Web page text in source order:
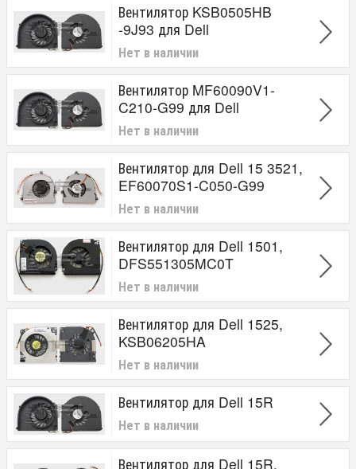
Вентилятор KSB0505HB
-9J93 для Dell
Нет в наличии
Вентилятор MF60090V1-
C210-G99 для Dell
Нет в наличии
Вентилятор для Dell 15 3521,
EF60070S1-C050-G99
Нет в наличии
Вентилятор для Dell 1501,
DFS551305MC0T
Нет в наличии
Вентилятор для Dell 1525,
KSB06205HA
Нет в наличии
Вентилятор для Dell 15R
Нет в наличии
Вентилятор для Dell 15R,